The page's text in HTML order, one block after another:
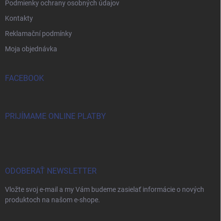
Podmienky ochrany osobných údajov
Kontakty
Reklamační podmínky
Moja objednávka
FACEBOOK
PRIJÍMAME ONLINE PLATBY
ODOBERAŤ NEWSLETTER
Vložte svoj e-mail a my Vám budeme zasielať informácie o nových
produktoch na našom e-shope.